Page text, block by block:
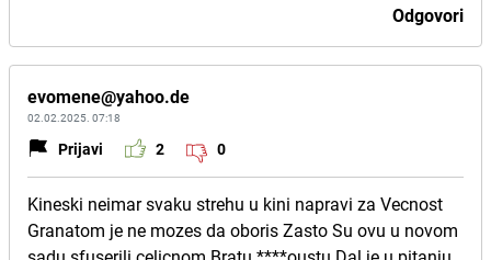
Odgovori
evomene@yahoo.de
02.02.2025. 07:18
Prijavi 2 0
Kineski neimar svaku strehu u kini napravi za Vecnost
Granatom je ne mozes da oboris Zasto Su ovu u novom